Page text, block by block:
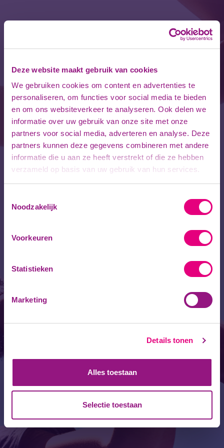
Deze website maakt gebruik van cookies
We gebruiken cookies om content en advertenties te
personaliseren, om functies voor social media te bieden
en om ons websiteverkeer te analyseren. Ook delen we
informatie over uw gebruik van onze site met onze
partners voor social media, adverteren en analyse. Deze
partners kunnen deze gegevens combineren met andere
informatie die u aan ze heeft verstrekt of die ze hebben
verzameld op basis van uw gebruik van hun services.
Noodzakelijk
Voorkeuren
Statistieken
Marketing
Details tonen
Alles toestaan
Selectie toestaan
Inloggen
Voer uw gebruikersnaam en wachtwoord in om u
Gebruikersnaam